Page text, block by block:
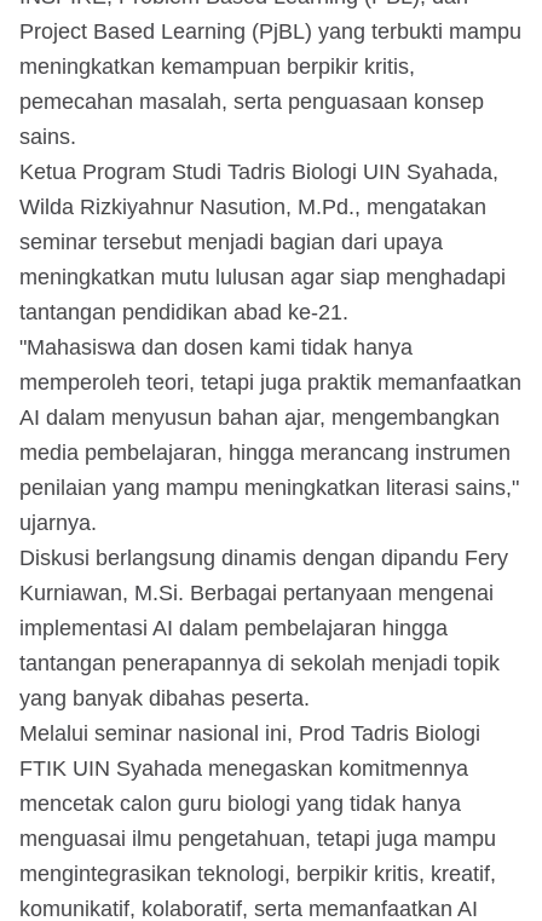
Project Based Learning (PjBL) yang terbukti mampu
meningkatkan kemampuan berpikir kritis,
pemecahan masalah, serta penguasaan konsep
sains.
Ketua Program Studi Tadris Biologi UIN Syahada,
Wilda Rizkiyahnur Nasution, M.Pd., mengatakan
seminar tersebut menjadi bagian dari upaya
meningkatkan mutu lulusan agar siap menghadapi
tantangan pendidikan abad ke-21.
"Mahasiswa dan dosen kami tidak hanya
memperoleh teori, tetapi juga praktik memanfaatkan
AI dalam menyusun bahan ajar, mengembangkan
media pembelajaran, hingga merancang instrumen
penilaian yang mampu meningkatkan literasi sains,"
ujarnya.
Diskusi berlangsung dinamis dengan dipandu Fery
Kurniawan, M.Si. Berbagai pertanyaan mengenai
implementasi AI dalam pembelajaran hingga
tantangan penerapannya di sekolah menjadi topik
yang banyak dibahas peserta.
Melalui seminar nasional ini, Prod Tadris Biologi
FTIK UIN Syahada menegaskan komitmennya
mencetak calon guru biologi yang tidak hanya
menguasai ilmu pengetahuan, tetapi juga mampu
mengintegrasikan teknologi, berpikir kritis, kreatif,
komunikatif, kolaboratif, serta memanfaatkan AI